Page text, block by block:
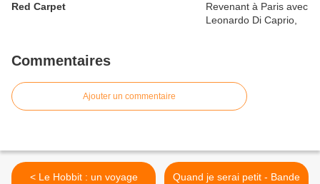
Red Carpet
Commentaires
Ajouter un commentaire
< Le Hobbit : un voyage
Quand je serai petit - Bande